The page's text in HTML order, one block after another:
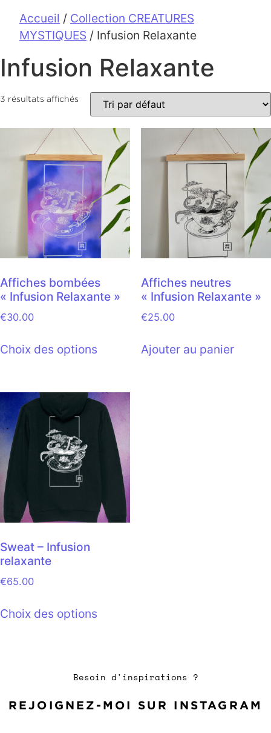
Accueil / Collection CREATURES
MYSTIQUES / Infusion Relaxante
Infusion Relaxante
3 résultats affichés
Affiches bombées
« Infusion Relaxante »
€30.00
Choix des options
Affiches neutres
« Infusion Relaxante »
€25.00
Ajouter au panier
Sweat – Infusion
relaxante
€65.00
Choix des options
Besoin d'inspirations ?
REJOIGNEZ-MOI SUR INSTAGRAM